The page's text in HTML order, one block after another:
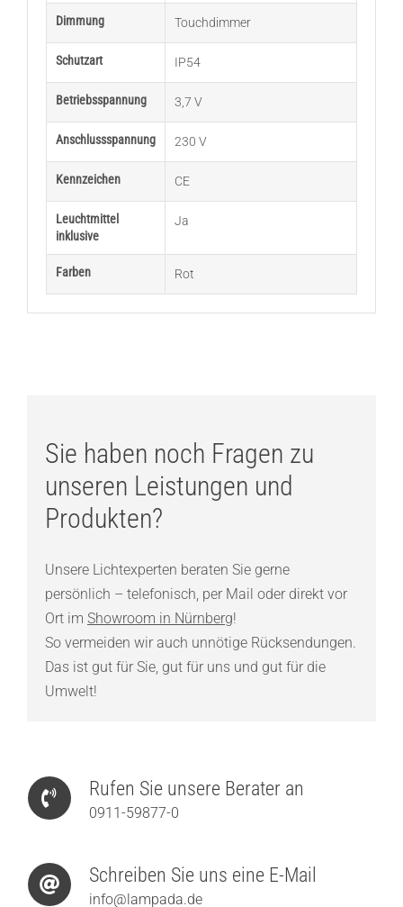
Dimmung Touchdimmer
Schutzart IP54
Betriebsspannung 3,7 V
Anschlussspannung 230 V
Kennzeichen CE
Leuchtmittel
inklusive
Ja
Farben Rot
Sie haben noch Fragen zu
unseren Leistungen und
Produkten?
Unsere Lichtexperten beraten Sie gerne
persönlich – telefonisch, per Mail oder direkt vor
Ort im Showroom in Nürnberg!
So vermeiden wir auch unnötige Rücksendungen.
Das ist gut für Sie, gut für uns und gut für die
Umwelt!
Rufen Sie unsere Berater an
0911-59877-0
Schreiben Sie uns eine E-Mail
info@lampada.de